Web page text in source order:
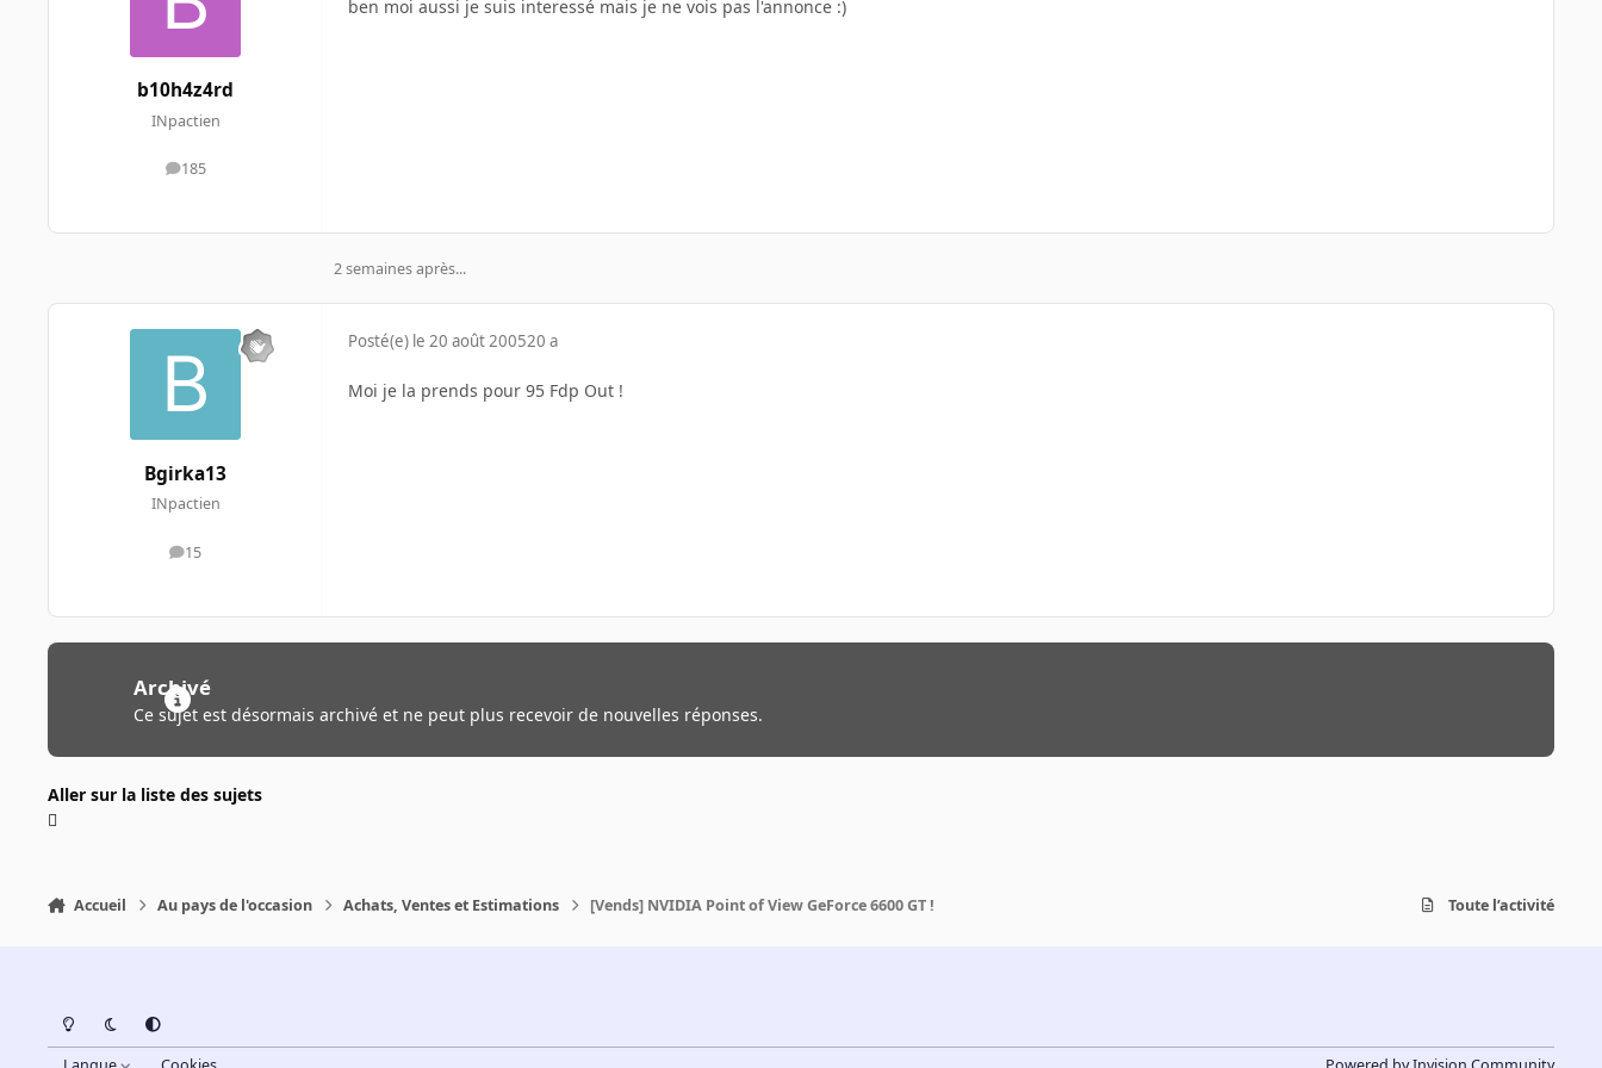
b10h4z4rd
INpactien
185
messages
ben moi aussi je suis interessé mais je ne vois pas l'annonce :)
2 semaines après...
Bgirka13
INpactien
15
messages
Posté(e) le 20 août 200520 a
Moi je la prends pour 95 Fdp Out !
Archivé
Ce sujet est désormais archivé et ne peut plus recevoir de nouvelles réponses.
Aller sur la liste des sujets
Accueil Au pays de l'occasion Achats, Ventes et Estimations [Vends] NVIDIA Point of View GeForce 6600 GT ! Toute l’activité
Light ModeDark ModeSystem Preference